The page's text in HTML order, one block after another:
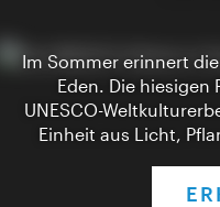
Im Sommer erinnert
Eden. Die hiesigen
UNESCO-
Einheit aus Licht,